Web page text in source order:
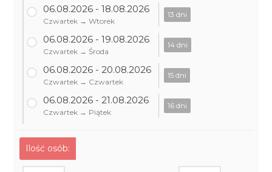
06.08.2026 - 18.08.2026
Czwartek → Wtorek
13 dni
06.08.2026 - 19.08.2026
Czwartek → Środa
14 dni
06.08.2026 - 20.08.2026
Czwartek → Czwartek
15 dni
06.08.2026 - 21.08.2026
Czwartek → Piątek
16 dni
Ilość osób: